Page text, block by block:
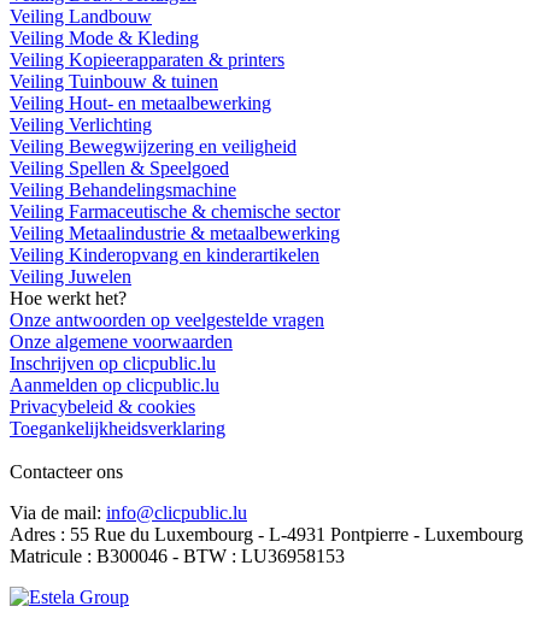
Veiling Landbouw
Veiling Mode & Kleding
Veiling Kopieerapparaten & printers
Veiling Tuinbouw & tuinen
Veiling Hout- en metaalbewerking
Veiling Verlichting
Veiling Bewegwijzering en veiligheid
Veiling Spellen & Speelgoed
Veiling Behandelingsmachine
Veiling Farmaceutische & chemische sector
Veiling Metaalindustrie & metaalbewerking
Veiling Kinderopvang en kinderartikelen
Veiling Juwelen
Hoe werkt het?
Onze antwoorden op veelgestelde vragen
Onze algemene voorwaarden
Inschrijven op clicpublic.lu
Aanmelden op clicpublic.lu
Privacybeleid & cookies
Toegankelijkheidsverklaring
Contacteer ons
Via de mail: info@clicpublic.lu
Adres : 55 Rue du Luxembourg - L-4931 Pontpierre - Luxembourg
Matricule : B300046 - BTW : LU36958153